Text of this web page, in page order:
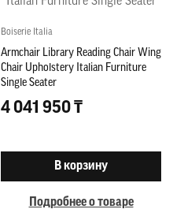
Boiserie Italia
Armchair Library Reading Chair Wing
Chair Upholstery Italian Furniture
Single Seater
4 041 950 ₸
В корзину
Подробнее о товаре